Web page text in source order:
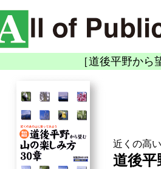
［道後平野から
近くの高
道後